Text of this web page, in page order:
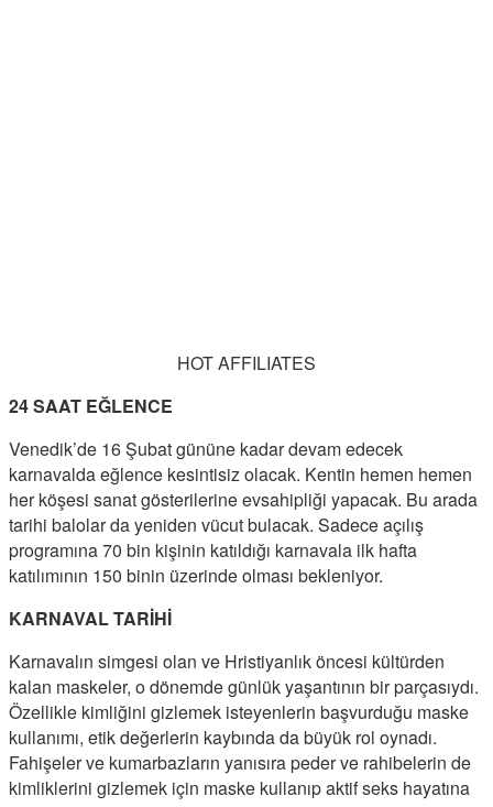
HOT AFFILIATES
24 SAAT EĞLENCE
Venedik’de 16 Şubat gününe kadar devam edecek
karnavalda eğlence kesintisiz olacak. Kentin hemen hemen
her köşesi sanat gösterilerine evsahipliği yapacak. Bu arada
tarihi balolar da yeniden vücut bulacak. Sadece açılış
programına 70 bin kişinin katıldığı karnavala ilk hafta
katılımının 150 binin üzerinde olması bekleniyor.
KARNAVAL TARİHİ
Karnavalın simgesi olan ve Hristiyanlık öncesi kültürden
kalan maskeler, o dönemde günlük yaşantının bir parçasıydı.
Özellikle kimliğini gizlemek isteyenlerin başvurduğu maske
kullanımı, etik değerlerin kaybında da büyük rol oynadı.
Fahişeler ve kumarbazların yanısıra peder ve rahibelerin de
kimliklerini gizlemek için maske kullanıp aktif seks hayatına